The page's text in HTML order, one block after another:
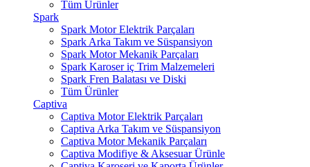
Tüm Ürünler
Spark
Spark Motor Elektrik Parçaları
Spark Arka Takım ve Süspansiyon
Spark Motor Mekanik Parçaları
Spark Karoser iç Trim Malzemeleri
Spark Fren Balatası ve Diski
Tüm Ürünler
Captiva
Captiva Motor Elektrik Parçaları
Captiva Arka Takım ve Süspansiyon
Captiva Motor Mekanik Parçaları
Captiva Modifiye & Aksesuar Ürünle